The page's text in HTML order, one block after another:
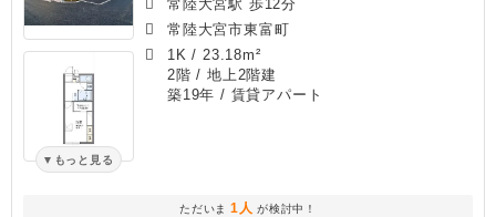
もっと見る
常陸大宮駅 歩12分
常陸大宮市東富町
1K / 23.18m²
2階 / 地上2階建
築19年 / 賃貸アパート
ただいま 1人 が検討中！